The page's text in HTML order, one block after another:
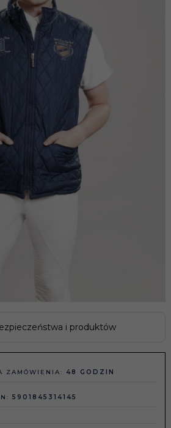
i produktów
ZAMÓWIENIA: 48 GODZIN
5901845314145